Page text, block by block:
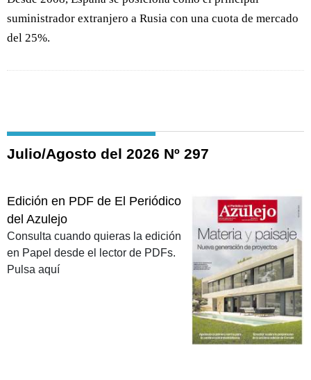
suministrador extranjero a Rusia con una cuota de mercado
del 25%.
Julio/Agosto del 2026 Nº 297
Edición en PDF de El Periódico
del Azulejo
Consulta cuando quieras la edición
en Papel desde el lector de PDFs.
Pulsa aquí